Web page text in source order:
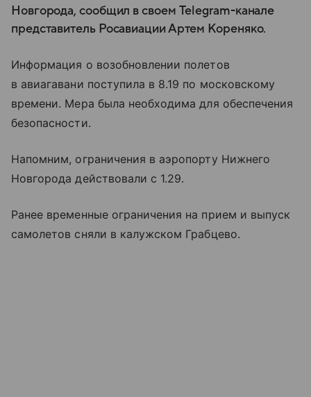
Новгорода, сообщил в своем Telegram-канале
представитель Росавиации Артем Кореняко.
Информация о возобновлении полетов
в авиагавани поступила в 8.19 по московскому
времени. Мера была необходима для обеспечения
безопасности.
Напомним, ограничения в аэропорту Нижнего
Новгорода действовали с 1.29.
Ранее временные ограничения на прием и выпуск
самолетов сняли в калужском Грабцево.